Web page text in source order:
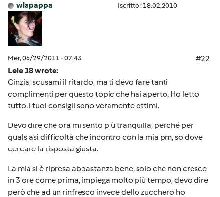
wlapappa Iscritto : 18.02.2010
Mer, 06/29/2011 - 07:43
#22
Lele 18 wrote:
Cinzia, scusami il ritardo, ma ti devo fare tanti
complimenti per questo topic che hai aperto. Ho letto
tutto, i tuoi consigli sono veramente ottimi.
Devo dire che ora mi sento più tranquilla, perché per
qualsiasi difficoltà che incontro con la mia pm, so dove
cercare la risposta giusta.
La mia si è ripresa abbastanza bene, solo che non cresce
in 3 ore come prima, impiega molto più tempo, devo dire
però che ad un rinfresco invece dello zucchero ho